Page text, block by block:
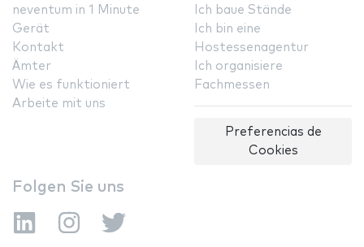
neventum in 1 Minute
Gerät
Kontakt
Ämter
Wie es funktioniert
Arbeite mit uns
Ich baue Stände
Ich bin eine
Hostessenagentur
Ich organisiere
Fachmessen
Preferencias de
Cookies
Folgen Sie uns